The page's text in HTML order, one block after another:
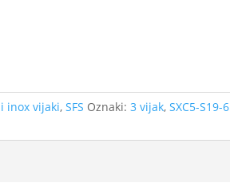
inox vijaki,SFS Oznaki:3 vijak,SXC5-S19-6